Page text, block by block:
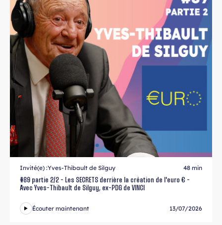
Invité(e) :Yves-Thibault de Silguy
48 min
#89 partie 2/2 - Les SECRETS derrière la création de l'euro € -
Avec Yves-Thibault de Silguy, ex-PDG de VINCI
Écouter maintenant 13/07/2026